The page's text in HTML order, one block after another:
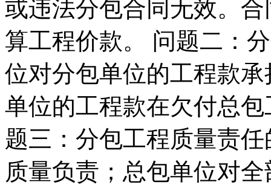
或违法分包合同无效。
算工程价款。 问题二：
位对分包单位的工程款
单位的工程款在欠付总
题三：分包工程质量责
质量负责；总包单位对